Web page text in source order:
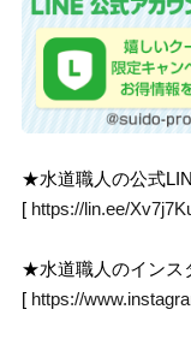
★水道職人の公式
[ https://lin.ee/
★水道職人のインス
[ https://